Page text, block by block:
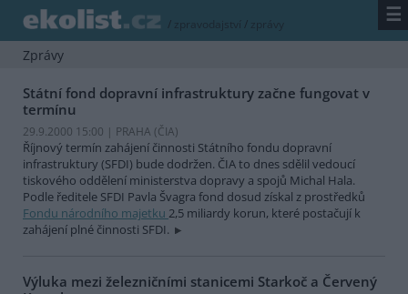
/ zpravodajství / zprávy ☰
Zprávy
Státní fond dopravní infrastruktury začne fungovat v
termínu
29.9.2000 15:00 | PRAHA (ČIA)
Říjnový termín zahájení činnosti Státního fondu dopravní
infrastruktury (SFDI) bude dodržen. ČIA to dnes sdělil vedoucí
tiskového oddělení ministerstva dopravy a spojů Michal Hala.
Podle ředitele SFDI Pavla Švagra fond dosud získal z prostředků
Fondu národního majetku 2,5 miliardy korun, které postačují k
zahájení plné činnosti SFDI.
Výluka mezi železničními stanicemi Starkoč a Červený